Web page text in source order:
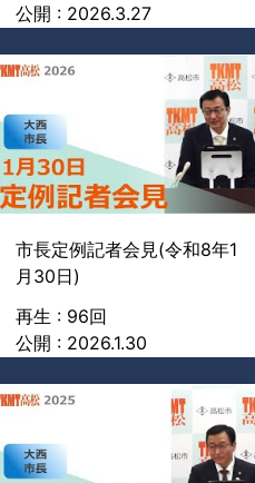
公開 : 2026.3.27
市長定例記者会見(令和8年1
月30日)
再生 : 96回
公開 : 2026.1.30